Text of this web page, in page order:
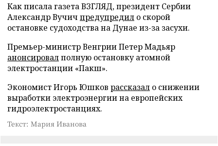
Как писала газета ВЗГЛЯД, президент Сербии
Александр Вучич предупредил о скорой
остановке судоходства на Дунае из-за засухи.
Премьер-министр Венгрии Петер Мадьяр
анонсировалполную остановку атомной
электростанции «Пакш».
Экономист Игорь Юшков рассказал о снижении
выработки электроэнергии на европейских
гидроэлектростанциях.
Текст: Мария Иванова